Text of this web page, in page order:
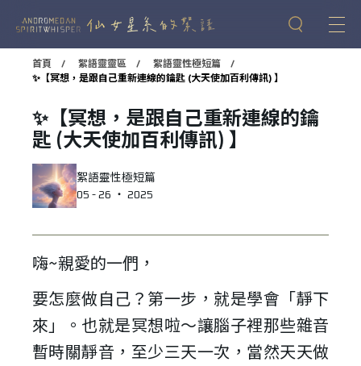
首頁 絮語靈靈區
絮語靈性極短篇
✨【冥想，是跟自己重新連線的鑰匙 (大天使加百利傳訊) 】
✨【冥想，是跟自己重新連線的鑰
匙 (大天使加百利傳訊) 】
絮語靈性極短篇
05 - 26 ‧ 2025
嗨~親愛的一們，
要怎麼做自己？第一步，就是學會「靜下
來」。也就是冥想啦～讓腦子裡那些雜音
暫時關靜音，至少三天一次，當然天天做